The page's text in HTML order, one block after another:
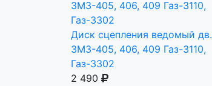
Диск сцепления ведомый дв.
ЗМЗ-405, 406, 409 Газ-3110,
Газ-3302
2 490